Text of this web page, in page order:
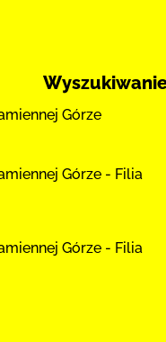
Górze
Górze - Filia
Górze - Filia